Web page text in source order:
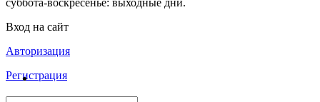
суббота-воскресенье: выходные дни.
Вход на сайт
Авторизация
Регистрация